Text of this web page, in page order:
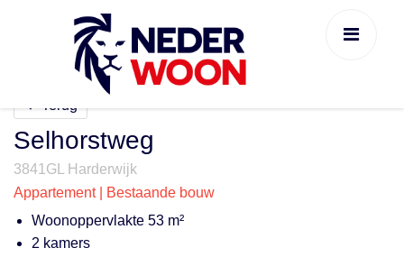
Terug
Selhorstweg
3841GL Harderwijk
Appartement | Bestaande bouw
Woonoppervlakte 53 m²
2 kamers